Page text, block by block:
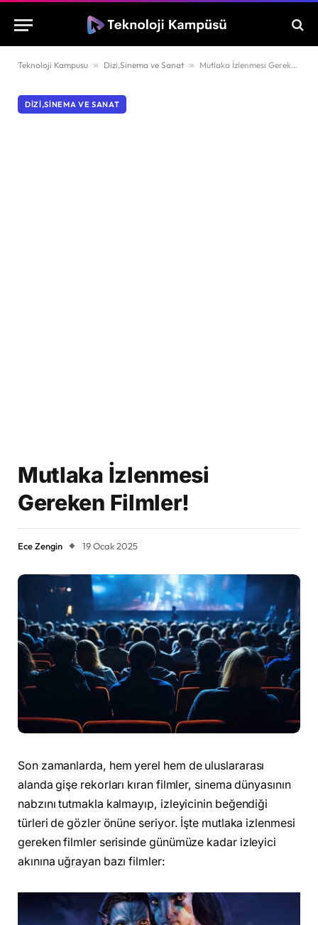
Teknoloji Kampusu » Dizi,Sinema ve Sanat » Mutlaka İzlenmesi Gereken Filmler!
DIZI,SINEMA VE SANAT
Mutlaka İzlenmesi
Gereken Filmler!
Ece Zengin 19 Ocak 2025
Son zamanlarda, hem yerel hem de uluslararası
alanda gişe rekorları kıran filmler, sinema dünyasının
nabzını tutmakla kalmayıp, izleyicinin beğendiği
türleri de gözler önüne seriyor. İşte mutlaka izlenmesi
gereken filmler serisinde günümüze kadar izleyici
akınına uğrayan bazı filmler: